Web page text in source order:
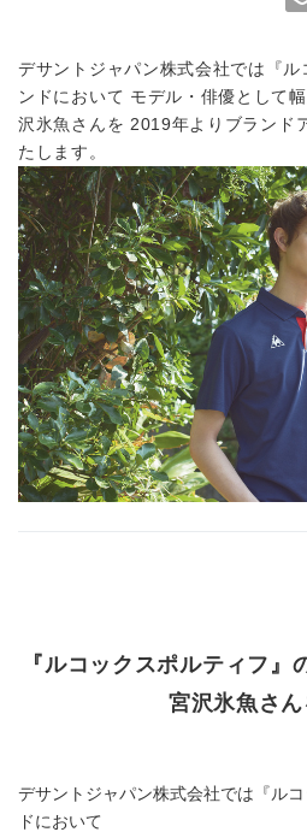
デサントジャパン株式会社では『
ンドにおいて モデル・俳優として
沢氷魚さんを 2019年よりブランド
たします。
『ルコックスポルティフ』
宮沢氷魚さ
デサントジャパン株式会社では『ル
ドにおいて